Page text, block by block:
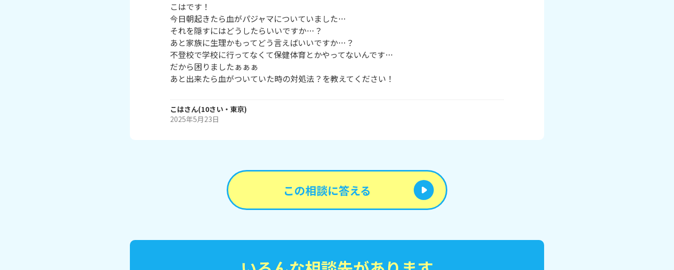
こはです！
今日朝起きたら血がパジャマについていました…
それを隠すにはどうしたらいいですか…？
あと家族に生理かもってどう言えばいいですか…？
不登校で学校に行ってなくて保健体育とかやってないんです…
だから困りましたぁぁぁ
こはさん(10さい・ 東京)
2025年5月23日
この相談に答える